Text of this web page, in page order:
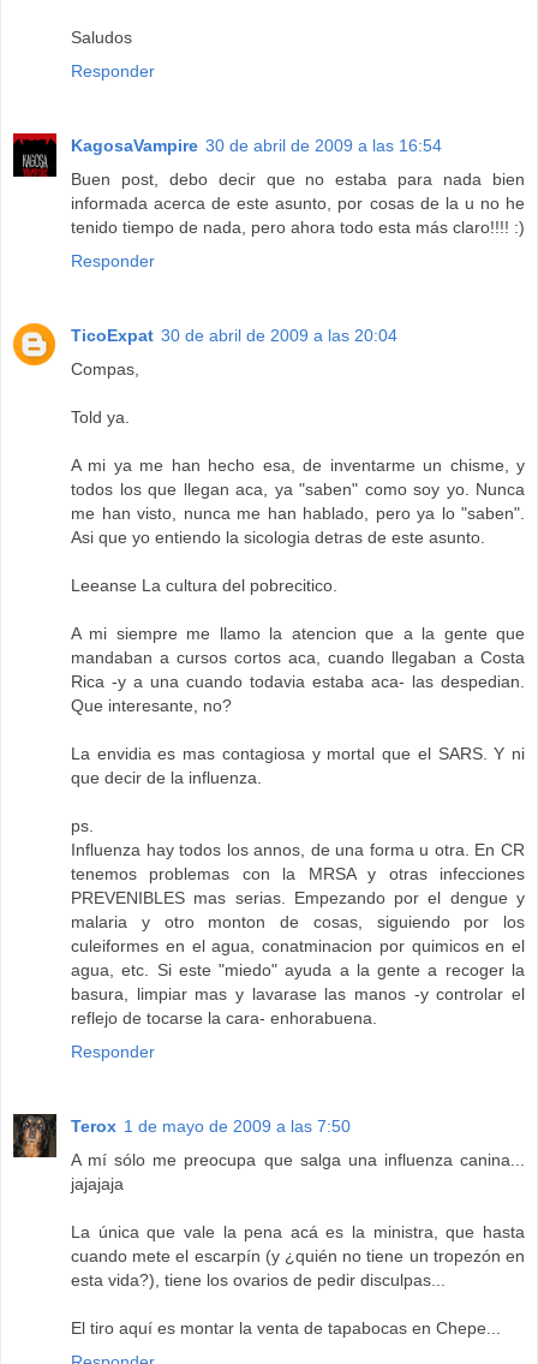
Saludos
Responder
KagosaVampire 30 de abril de 2009 a las 16:54
Buen post, debo decir que no estaba para nada bien
informada acerca de este asunto, por cosas de la u no he
tenido tiempo de nada, pero ahora todo esta más claro!!!! :)
Responder
TicoExpat 30 de abril de 2009 a las 20:04
Compas,
Told ya.
A mi ya me han hecho esa, de inventarme un chisme, y
todos los que llegan aca, ya "saben" como soy yo. Nunca
me han visto, nunca me han hablado, pero ya lo "saben".
Asi que yo entiendo la sicologia detras de este asunto.
Leeanse La cultura del pobrecitico.
A mi siempre me llamo la atencion que a la gente que
mandaban a cursos cortos aca, cuando llegaban a Costa
Rica -y a una cuando todavia estaba aca- las despedian.
Que interesante, no?
La envidia es mas contagiosa y mortal que el SARS. Y ni
que decir de la influenza.
ps.
Influenza hay todos los annos, de una forma u otra. En CR
tenemos problemas con la MRSA y otras infecciones
PREVENIBLES mas serias. Empezando por el dengue y
malaria y otro monton de cosas, siguiendo por los
culeiformes en el agua, conatminacion por quimicos en el
agua, etc. Si este "miedo" ayuda a la gente a recoger la
basura, limpiar mas y lavarase las manos -y controlar el
reflejo de tocarse la cara- enhorabuena.
Responder
Terox 1 de mayo de 2009 a las 7:50
A mí sólo me preocupa que salga una influenza canina...
jajajaja
La única que vale la pena acá es la ministra, que hasta
cuando mete el escarpín (y ¿quién no tiene un tropezón en
esta vida?), tiene los ovarios de pedir disculpas...
El tiro aquí es montar la venta de tapabocas en Chepe...